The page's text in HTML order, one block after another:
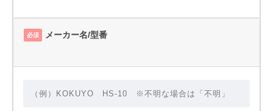
必須 メーカー名/型番